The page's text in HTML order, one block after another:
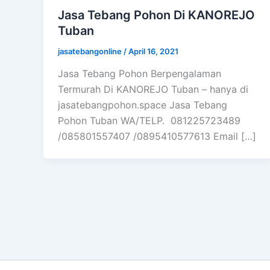
Jasa Tebang Pohon Di KANOREJO
Tuban
jasatebangonline /April 16, 2021
Jasa Tebang Pohon Berpengalaman
Termurah Di KANOREJO Tuban – hanya di
jasatebangpohon.space Jasa Tebang
Pohon Tuban WA/TELP. 081225723489
/085801557407 /0895410577613 Email […]